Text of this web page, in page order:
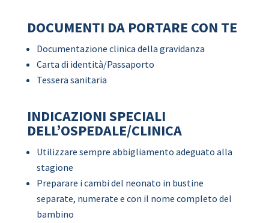
DOCUMENTI DA PORTARE CON TE
Documentazione clinica della gravidanza
Carta di identità/Passaporto
Tessera sanitaria
INDICAZIONI SPECIALI
DELL’OSPEDALE/CLINICA
Utilizzare sempre abbigliamento adeguato alla
stagione
Preparare i cambi del neonato in bustine
separate, numerate e con il nome completo del
bambino